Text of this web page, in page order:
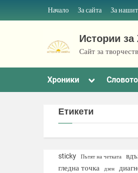
to
Начало За сайта За
Истории
Сайт за
Хроники
ToggleСловото
Етикети
sticky Пътят на четката
гледна точка
дзен